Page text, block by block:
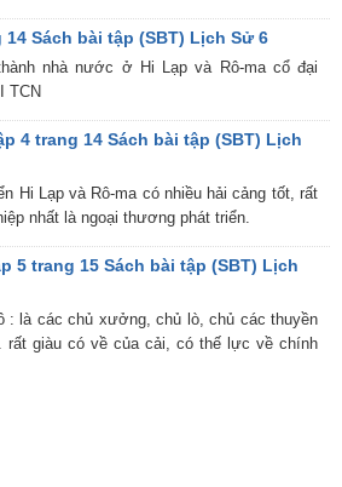
14 Sách bài tập (SBT) Lịch Sử 6
nhà nước ở Hi Lạp và Rô-ma cổ đại
TCN
4 trang 14 Sách bài tập (SBT) Lịch
Hi Lạp và Rô-ma có nhiều hải cảng tốt, rất
nhất là ngoại thương phát triển.
5 trang 15 Sách bài tập (SBT) Lịch
: là các chủ xưởng, chủ lò, chủ các thuyền
rất giàu có về của cải, có thế lực về chính